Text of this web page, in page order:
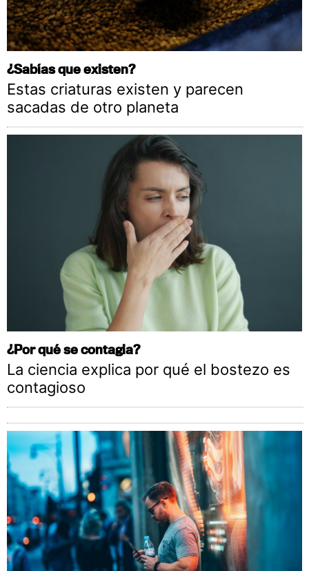
¿Sabías que existen?
Estas criaturas existen y parecen
sacadas de otro planeta
¿Por qué se contagia?
La ciencia explica por qué el bostezo es
contagioso